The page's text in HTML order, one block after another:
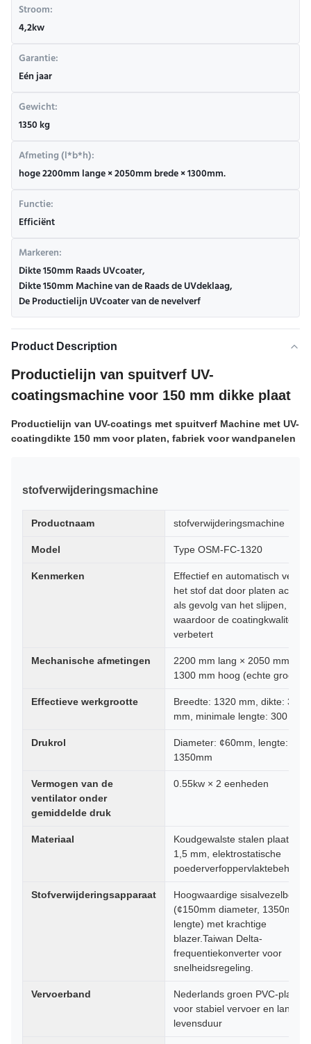
Stroom:
4,2kw
Garantie:
Eén jaar
Gewicht:
1350 kg
Afmeting (l*b*h):
hoge 2200mm lange × 2050mm brede × 1300mm.
Functie:
Efficiënt
Markeren:
Dikte 150mm Raads UVcoater,
Dikte 150mm Machine van de Raads de UVdeklaag,
De Productielijn UVcoater van de nevelverf
Product Description
Productielijn van spuitverf UV-
coatingsmachine voor 150 mm dikke plaat
Productielijn van UV-coatings met spuitverf Machine met UV-
coatingdikte 150 mm voor platen, fabriek voor wandpanelen
stofverwijderingsmachine
Productnaam stofverwijderingsmachine
Model Type OSM-FC-1320
Kenmerken
Effectief en automatisch
het stof dat door platen
als gevolg van het slijpen,
waardoor de coatingkwaliteit
verbetert
Mechanische afmetingen
2200 mm lang × 2050 mm
1300 mm hoog (echte grootte)
Effectieve werkgrootte
Breedte: 1320 mm, dikte: 3-80
mm, minimale lengte: 300 mm
Drukrol
Diameter: ¢60mm, lengte:
1350mm
Vermogen van de
ventilator onder
gemiddelde druk
0.55kw × 2 eenheden
Materiaal
Koudgewalste stalen plaat,
1,5 mm, elektrostatische
Stofverwijderingsapparaat
Hoogwaardige
(¢150mm diameter, 1350mm
lengte) met krachtige
blazer.Taiwan Delta-
frequentiekonverter voor
snelheidsregeling.
Vervoerband
Nederlands groen PVC-
voor stabiel vervoer en lange
levensduur